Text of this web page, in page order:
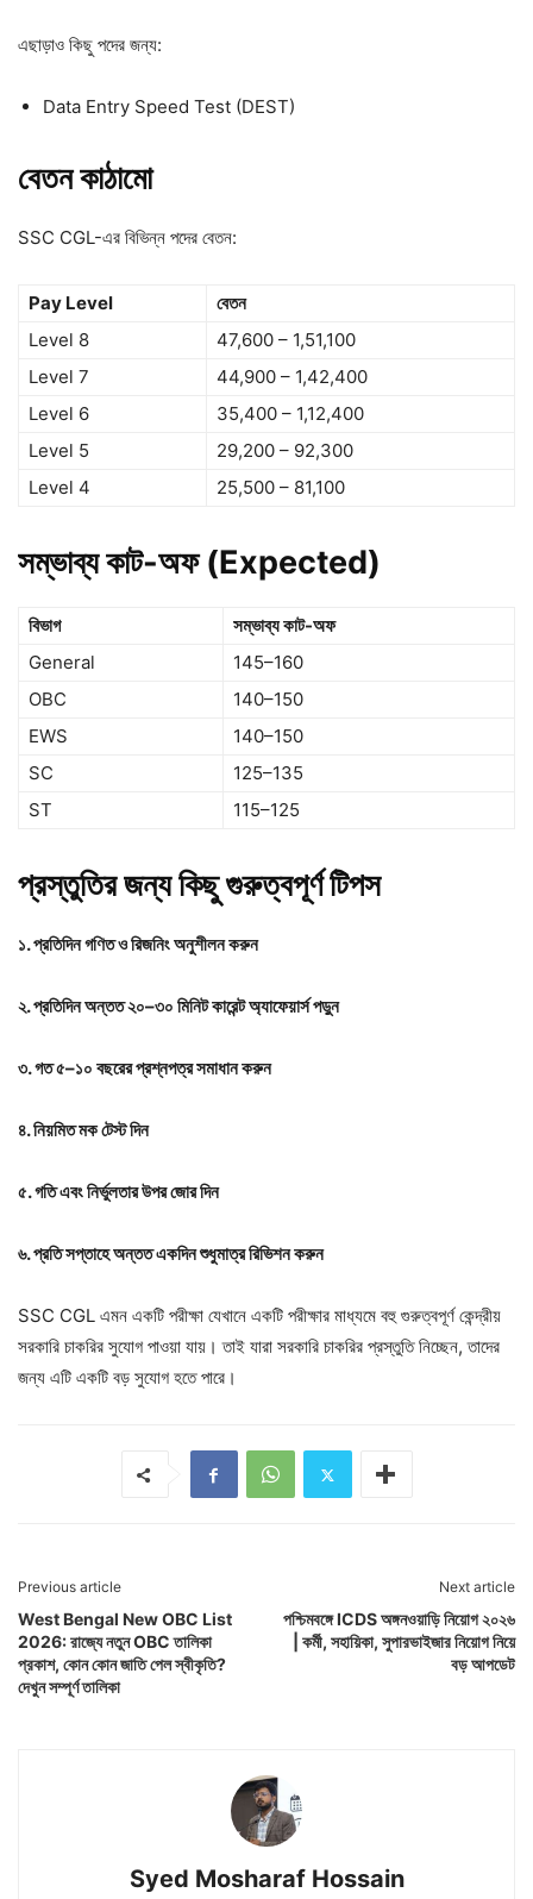
এছাড়াও কিছু পদের জন্য:
Data Entry Speed Test (DEST)
বেতন কাঠামো
SSC CGL-এর বিভিন্ন পদের বেতন:
Pay Level
বেতন
Level 8
47,600 – 1,51,100
Level 7
44,900 – 1,42,400
Level 6
35,400 – 1,12,400
Level 5
29,200 – 92,300
Level 4
25,500 – 81,100
সম্ভাব্য কাট-অফ (Expected)
বিভাগ
সম্ভাব্য কাট-অফ
General
145–160
OBC
140–150
EWS
140–150
SC
125–135
ST
115–125
প্রস্তুতির জন্য কিছু গুরুত্বপূর্ণ টিপস
১. প্রতিদিন গণিত ও রিজনিং অনুশীলন করুন
২. প্রতিদিন অন্তত ২০–৩০ মিনিট কারেন্ট অ্যাফেয়ার্স পড়ুন
৩. গত ৫–১০ বছরের প্রশ্নপত্র সমাধান করুন
৪. নিয়মিত মক টেস্ট দিন
৫. গতি এবং নির্ভুলতার উপর জোর দিন
৬. প্রতি সপ্তাহে অন্তত একদিন শুধুমাত্র রিভিশন করুন
SSC CGL এমন একটি পরীক্ষা যেখানে একটি পরীক্ষার মাধ্যমে বহু গুরুত্বপূর্ণ কেন্দ্রীয়
সরকারি চাকরির সুযোগ পাওয়া যায়। তাই যারা সরকারি চাকরির প্রস্তুতি নিচ্ছেন, তাদের
জন্য এটি একটি বড় সুযোগ হতে পারে।
Previous article
West Bengal New OBC List
2026: রাজ্যে নতুন OBC তালিকা
প্রকাশ, কোন কোন জাতি পেল স্বীকৃতি?
দেখুন সম্পূর্ণ তালিকা
Next article
পশ্চিমবঙ্গে ICDS অঙ্গনওয়াড়ি নিয়োগ ২০২৬
| কর্মী, সহায়িকা, সুপারভাইজার নিয়োগ নিয়ে
বড় আপডেট
Syed Mosharaf Hossain